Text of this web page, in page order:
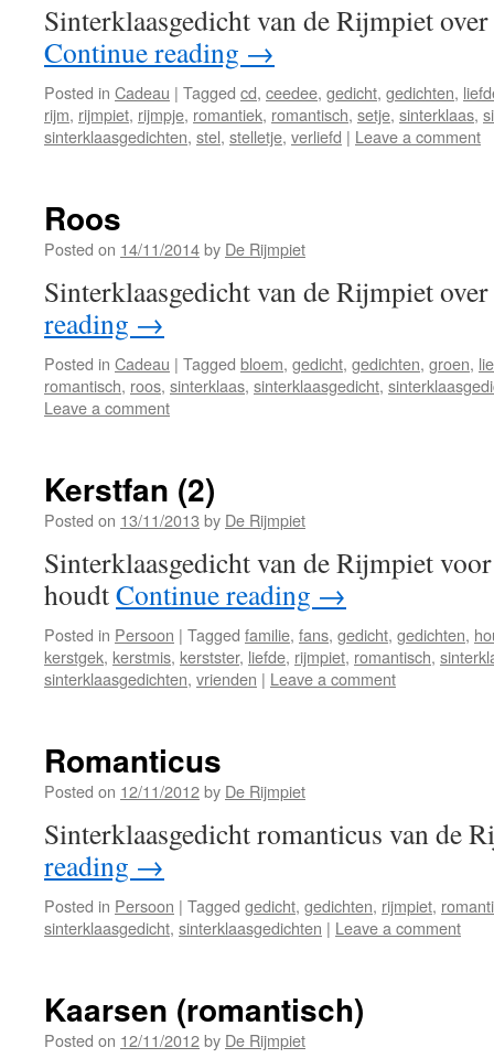
Sinterklaasgedicht van de Rijmpiet
Continue reading →
Posted in Cadeau | Tagged cd, ceedee, gedicht, gedichten,
rijm, rijmpiet, rijmpje, romantiek, romantisch, setje, sinterklaas,
sinterklaasgedichten, stel, stelletje, verliefd | Leave a comment
Roos
Posted on 14/11/2014by De Rijmpiet
Sinterklaasgedicht van de Rijmpiet
reading →
Posted in Cadeau | Tagged bloem, gedicht, gedichten, groen,
romantisch, roos, sinterklaas, sinterklaasgedicht,
Leave a comment
Kerstfan (2)
Posted on 13/11/2013 by De Rijmpiet
Sinterklaasgedicht van de Rijmpiet
houdtContinue reading →
Posted in Persoon | Tagged familie, fans, gedicht, gedichten,
kerstgek, kerstmis, kerstster, liefde, rijmpiet, romantisch,
sinterklaasgedichten, vrienden | Leave a comment
Romanticus
Posted on 12/11/2012by De Rijmpiet
Sinterklaasgedicht romanticus van de
reading →
Posted in Persoon | Tagged gedicht, gedichten, rijmpiet,
sinterklaasgedicht, sinterklaasgedichten | Leave a comment
Kaarsen (romantisch)
Posted on 12/11/2012by De Rijmpiet